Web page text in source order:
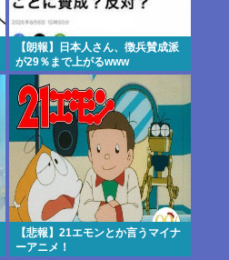
【朗報】日本人さん、徴兵賛成派
が29％まで上がるwww
【悲報】21エモンとか言うマイナ
ーアニメ！